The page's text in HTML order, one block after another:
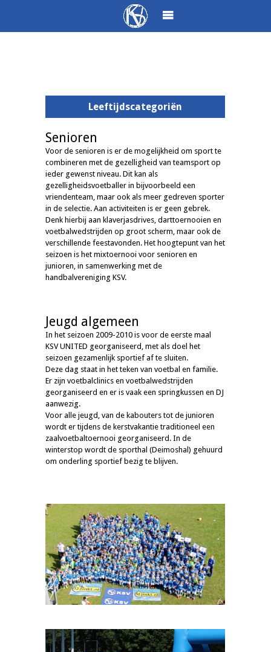
Leeftijdscategoriën
Senioren
Voor de senioren is er de mogelijkheid om sport te
combineren met de gezelligheid van teamsport op
ieder gewenst niveau. Dit kan als
gezelligheidsvoetballer in bijvoorbeeld een
vriendenteam, maar ook als meer gedreven sporter
in de selectie. Aan activiteiten is er geen gebrek.
Denk hierbij aan klaverjasdrives, darttoernooien en
voetbalwedstrijden op groot scherm, maar ook de
verschillende feestavonden. Het hoogtepunt van het
seizoen is het mixtoernooi voor senioren en
junioren, in samenwerking met de
handbalvereniging KSV.
Jeugd algemeen
In het seizoen 2009-2010 is voor de eerste maal
KSV UNITED georganiseerd, met als doel het
seizoen gezamenlijk sportief af te sluiten.
Deze dag staat in het teken van voetbal en familie.
Er zijn voetbalclinics en voetbalwedstrijden
georganiseerd en er is vaak een springkussen en DJ
aanwezig.
Voor alle jeugd, van de kabouters tot de junioren
wordt er tijdens de kerstvakantie traditioneel een
zaalvoetbaltoernooi georganiseerd. In de
winterstop wordt de sporthal (Deimoshal) gehuurd
om onderling sportief bezig te blijven.